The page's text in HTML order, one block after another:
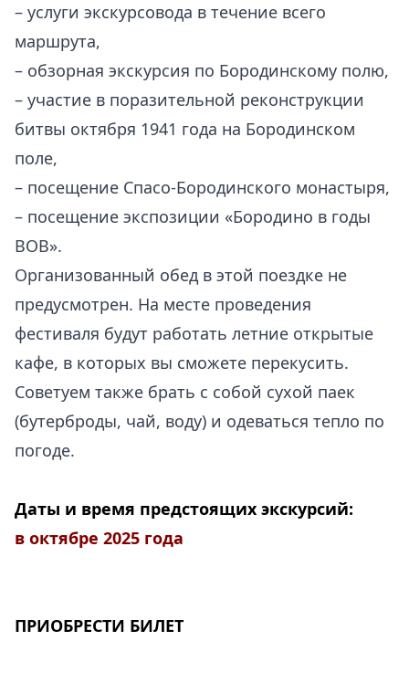
– услуги экскурсовода в течение всего
маршрута,
– обзорная экскурсия по Бородинскому полю,
– участие в поразительной реконструкции
битвы октября 1941 года на Бородинском
поле,
– посещение Спасо-Бородинского монастыря,
– посещение экспозиции «Бородино в годы
ВОВ».
Организованный обед в этой поездке не
предусмотрен. На месте проведения
фестиваля будут работать летние открытые
кафе, в которых вы сможете перекусить.
Советуем также брать с собой сухой паек
(бутерброды, чай, воду) и одеваться тепло по
погоде.
Даты и время предстоящих экскурсий:
в октябре 2025 года
ПРИОБРЕСТИ БИЛЕТ